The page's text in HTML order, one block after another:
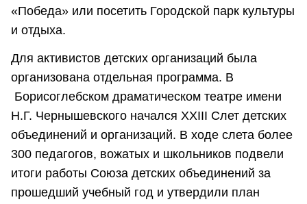
«Победа» или посетить Городской парк культуры
и отдыха.
Для активистов детских организаций была
организована отдельная программа. В
Борисоглебском драматическом театре имени
Н.Г. Чернышевского начался XXIII Слет детских
объединений и организаций. В ходе слета более
300 педагогов, вожатых и школьников подвели
итоги работы Союза детских объединений за
прошедший учебный год и утвердили план